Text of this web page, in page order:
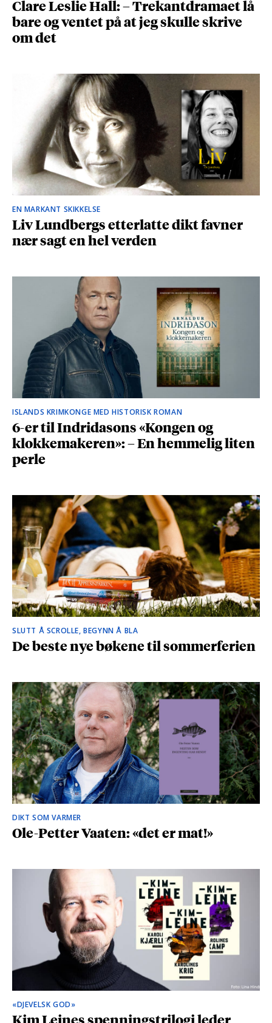
Clare Leslie Hall: – Trekantdramaet lå
bare og ventet på at jeg skulle skrive
om det
EN MARKANT SKIKKELSE
Liv Lundbergs etterlatte dikt favner
nær sagt en hel verden
ISLANDS KRIMKONGE MED HISTORISK ROMAN
6-er til Indridasons «Kongen og
klokkemakeren»: – En hemmelig liten
perle
SLUTT Å SCROLLE, BEGYNN Å BLA
De beste nye bøkene til sommerferien
DIKT SOM VARMER
Ole-Petter Vaaten: «det er mat!»
«DJEVELSK GOD»
Kim Leines spenningstrilogi leder